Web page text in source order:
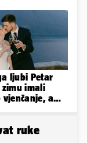
ljubi Petar
zimu imali
a
ruke